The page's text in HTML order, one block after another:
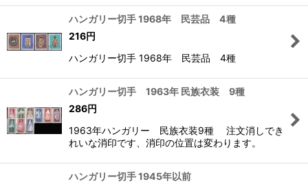
ハンガリー切手 1968年 民芸品 4種
216円
ハンガリー切手 1968年 民芸品 4種
ハンガリー切手 1963年 民族衣装 9種
286円
1963年ハンガリー 民族衣装9種 注文消しでき
れいな消印です、消印の位置は変わります。
ハンガリー切手 1945年以前